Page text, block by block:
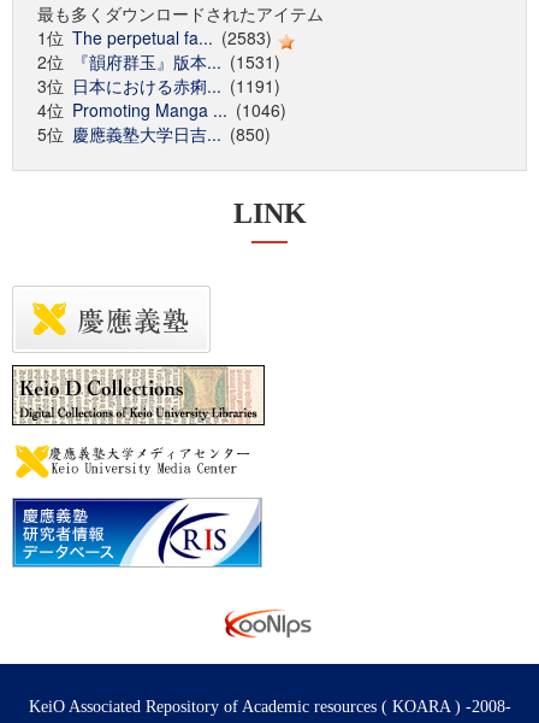
最も多くダウンロードされたアイテム
1位 The perpetual fa... (2583)
2位
『韻府群玉』版本... (1531)
3位 日本における赤痢... (1191)
4位 Promoting Manga ... (1046)
5位 慶應義塾大学日吉... (850)
LINK
KeiO Associated Repository of Academic resources ( KOARA ) -2008-